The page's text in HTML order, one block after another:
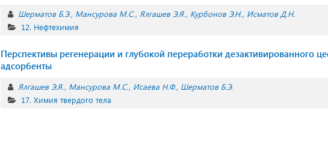
Шерматов Б.Э. Мансурова М.С. Ялгашев Э.Я. Курбонов Э.Н. Исматов Д.Н.
12. Нефтехимия
Перспективы регенерации и глубокой переработки дезактивированного
адсорбенты
Ялгашев Э.Я. Мансурова М.С. Исаева Н.Ф. Шерматов Б.Э.
17. Химия твердого тела